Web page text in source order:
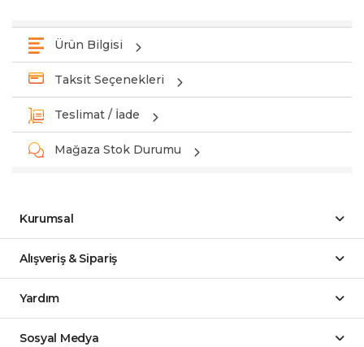
Ürün Bilgisi
Taksit Seçenekleri
Teslimat / İade
Mağaza Stok Durumu
Kurumsal
Alışveriş & Sipariş
Yardım
Sosyal Medya